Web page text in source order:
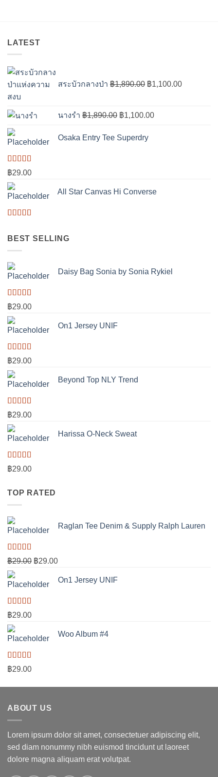
LATEST
สระบัวกลางป่า ฿1,890.00 price
฿1,100.00
นางรำ ฿1,890.00 Original
was:
฿1,100.00
Osaka Entry Tee Superdry
ให้
คะแนน
4.00
ตั้งแต่ 1-5
คะแนน
฿29.00
All Star Canvas Hi Converse
4.33ตั้งแต่
BEST SELLING
Daisy Bag Sonia by Sonia Rykiel
ให้
คะแนน
3.50
ตั้งแต่ 1-
5
คะแนน
฿29.00
On1 Jersey UNIF
ให้คะแนน
5.00ตั้งแต่
1-5 คะแนน
฿29.00
Beyond Top NLY Trend
ให้
คะแนน
3.50
ตั้งแต่ 1-
5
คะแนน
฿29.00
Harissa O-Neck Sweat
ให้
คะแนน
ตั้งแต่ 1-5
คะแนน
฿29.00
TOP RATED
Raglan Tee Denim & Supply Ralph Lauren
ให้คะแนน
5.00ตั้งแต่
1-5 คะแนน
฿29.00 Original
was:
฿29.00Current
is:
On1 Jersey UNIF
ให้คะแนน
5.00ตั้งแต่
1-5 คะแนน
฿29.00
Woo Album #4
ให้คะแนน
5.00ตั้งแต่
฿29.00
ABOUT US
Lorem ipsum dolor sit amet, consectetuer adipiscing elit,
sed diam nonummy nibh euismod tincidunt ut laoreet
dolore magna aliquam erat volutpat.